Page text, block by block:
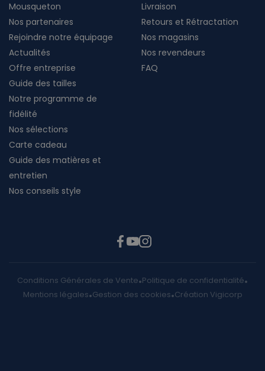
Mousqueton
Nos partenaires
Rejoindre notre équipage
Actualités
Offre entreprise
Livraison
Retours et Rétractation
Nos magasins
Nos revendeurs
FAQ
Guide des tailles
Notre programme de
fidélité
Nos sélections
Carte cadeau
Guide des matières et
entretien
Nos conseils style
Conditions Générales de Vente Politique de confidentialité
Mentions légales Gestion des cookies Création Vigicorp